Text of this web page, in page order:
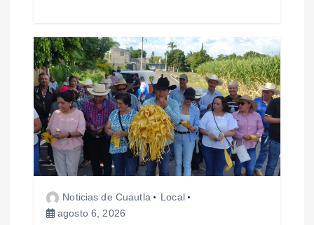
s
Noticias de Cuautla
Local
agosto 6, 2026